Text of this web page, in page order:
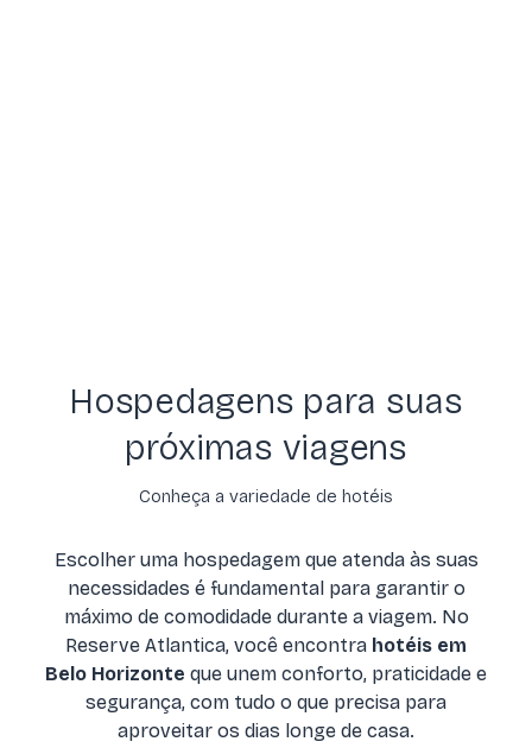
Hospedagens para suas
próximas viagens
Conheça a variedade de hotéis
Escolher uma hospedagem que atenda às suas
necessidades é fundamental para garantir o
máximo de comodidade durante a viagem. No
Reserve Atlantica, você encontra hotéis em
Belo Horizonte que unem conforto, praticidade e
segurança, com tudo o que precisa para
aproveitar os dias longe de casa.